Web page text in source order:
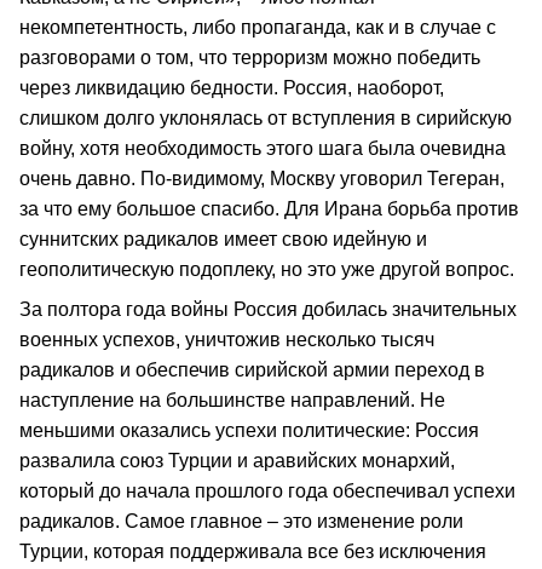
некомпетентность, либо пропаганда, как и в случае с
разговорами о том, что терроризм можно победить
через ликвидацию бедности. Россия, наоборот,
слишком долго уклонялась от вступления в сирийскую
войну, хотя необходимость этого шага была очевидна
очень давно. По-видимому, Москву уговорил Тегеран,
за что ему большое спасибо. Для Ирана борьба против
суннитских радикалов имеет свою идейную и
геополитическую подоплеку, но это уже другой вопрос.
За полтора года войны Россия добилась значительных
военных успехов, уничтожив несколько тысяч
радикалов и обеспечив сирийской армии переход в
наступление на большинстве направлений. Не
меньшими оказались успехи политические: Россия
развалила союз Турции и аравийских монархий,
который до начала прошлого года обеспечивал успехи
радикалов. Самое главное – это изменение роли
Турции, которая поддерживала все без исключения